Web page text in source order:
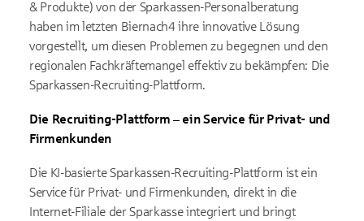
& Produkte) von der Sparkassen-Personalberatung
haben im letzten Biernach4 ihre innovative Lösung
vorgestellt, um diesen Problemen zu begegnen und den
regionalen Fachkräftemangel effektiv zu bekämpfen: Die
Sparkassen-Recruiting-Plattform.
Die Recruiting-Plattform – ein Service für Privat- und
Firmenkunden
Die KI-basierte Sparkassen-Recruiting-Plattform ist ein
Service für Privat- und Firmenkunden, direkt in die
Internet-Filiale der Sparkasse integriert und bringt